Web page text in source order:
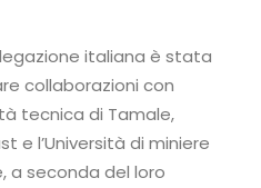
italiana è stata
collaborazioni con
tecnica di Tamale,
e l’Università di miniere
a seconda del loro